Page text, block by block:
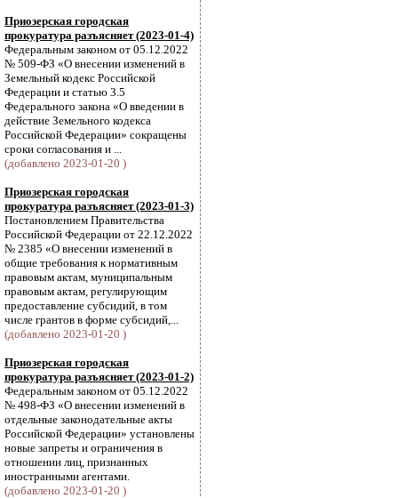
Приозерская городская
прокуратура разъясняет (2023-01-4)
Федеральным законом от 05.12.2022
№ 509-ФЗ «О внесении изменений в
Земельный кодекс Российской
Федерации и статью 3.5
Федерального закона «О введении в
действие Земельного кодекса
Российской Федерации» сокращены
сроки согласования и ...
(добавлено 2023-01-20 )
Приозерская городская
прокуратура разъясняет (2023-01-3)
Постановлением Правительства
Российской Федерации от 22.12.2022
№ 2385 «О внесении изменений в
общие требования к нормативным
правовым актам, муниципальным
правовым актам, регулирующим
предоставление субсидий, в том
числе грантов в форме субсидий,...
(добавлено 2023-01-20 )
Приозерская городская
прокуратура разъясняет (2023-01-2)
Федеральным законом от 05.12.2022
№ 498-ФЗ «О внесении изменений в
отдельные законодательные акты
Российской Федерации» установлены
новые запреты и ограничения в
отношении лиц, признанных
иностранными агентами.
(добавлено 2023-01-20 )